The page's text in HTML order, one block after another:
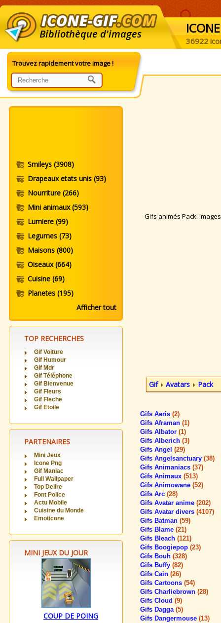
Bibliothèque d'images ICONE
36922
Trouvez rapidement votre image !
Smileys (3908)
Drapeaux etats unis (93)
Nourriture (266)
Mini animaux(593)
Lumiere (99)
Legumes (73)
Maisons (800)
Oiseaux(664)
Cuisine (69)
Planetes (195)
Afficher tout
TOP RECHERCHES
Gif Voiture
Gif Humour
Gif Mdr
Gif Téléphone
Gif Bienvenue
Gif Fleurs
Gif Fleche
Gif Etoile
PARTENAIRES
Mini Jeux
Icone Png
Gif Maniac
Full Wallpaper
Top Delire
Font Police
Actu Mobile
Cuisine du Monde
Emoticone
MINI JEUX DU JOUR
COUP DE POING
Gifs animés Pack.
Gif Avatars Pack
Gifs Aeris (2)
Gifs Aframan (1)
Gifs Albator (1)
Gifs Alberich (3)
Gifs Angel (29)
Gifs Angelsanctuary (38)
Gifs Animaniacs (37)
Gifs Animaux (513)
Gifs Animowane (52)
Gifs Arc (28)
Gifs Avatar anime (202)
Gifs Avatar divers (4107)
Gifs Batman (59)
Gifs Blame (21)
Gifs Bleach (121)
Gifs Boogiepop (23)
Gifs Bouh (328)
Gifs Buffy (82)
Gifs Cain (26)
Gifs Cartoons (54)
Gifs Charliebrown (28)
Gifs Cloud (9)
Gifs Dagga (5)
Gifs Dangermouse (13)